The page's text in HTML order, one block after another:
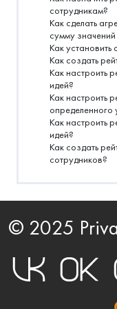
сотрудникам?
Как сделать
сумму
Как установить
Как создать
Как настроить
идей?
Как настроить
определенного
Как настроить
идей?
Как создать
сотрудников?
© 2025